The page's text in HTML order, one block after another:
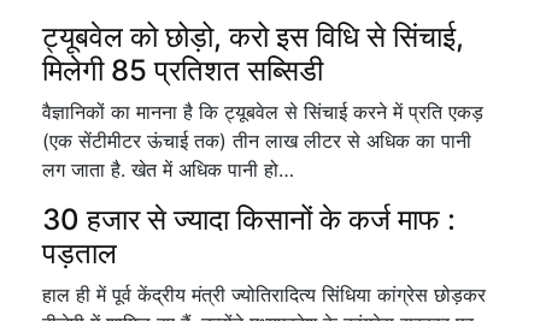
ट्यूबवेल को छोड़ो, करो इस विधि से सिंचाई,
मिलेगी 85 प्रतिशत सब्सिडी
वैज्ञानिकों का मानना है कि ट्यूबवेल से सिंचाई करने में प्रति एकड़
(एक सेंटीमीटर ऊंचाई तक) तीन लाख लीटर से अधिक का पानी
लग जाता है. खेत में अधिक पानी हो…
30 हजार से ज्यादा किसानों के कर्ज माफ :
पड़ताल
हाल ही में पूर्व केंद्रीय मंत्री ज्योतिरादित्य सिंधिया कांग्रेस छोड़कर